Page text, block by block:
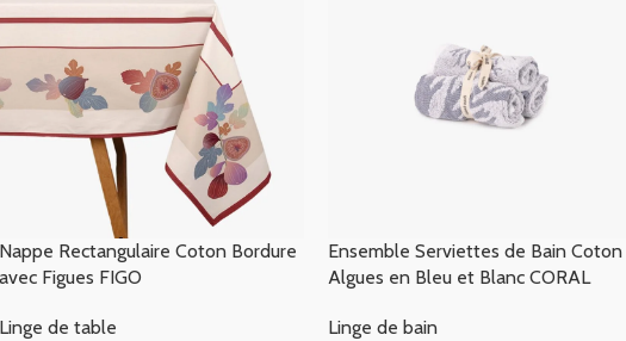
Nappe Rectangulaire Coton Bordure
avec Figues FIGO
Linge de table
Ensemble Serviettes de Bain Coton
Algues en Bleu et Blanc CORAL
Linge de bain